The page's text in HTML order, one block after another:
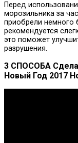
Перед
морозильника за
приобрели немного
рекомендуется
это поможет
разрушения.
3 СПОСОБА
Новый Год 2017